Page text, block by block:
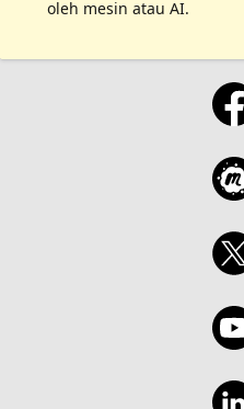
oleh mesin atau AI.